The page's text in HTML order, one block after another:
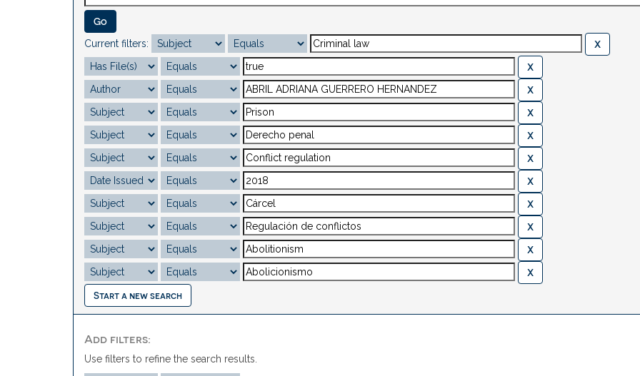
Current filters:
Start a new search
Add filters:
Use filters to refine the search results.